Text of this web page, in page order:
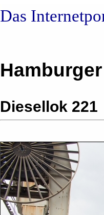
Das
Diesellok 221